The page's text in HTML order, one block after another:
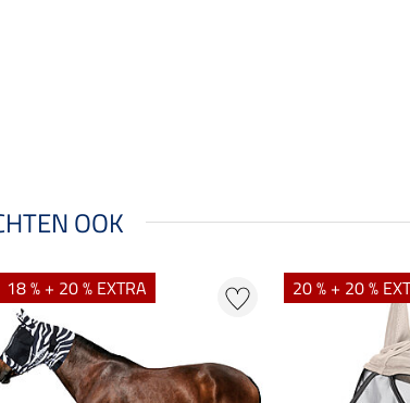
OOK
18 % + 20 % EXTRA 20 % + 20 %